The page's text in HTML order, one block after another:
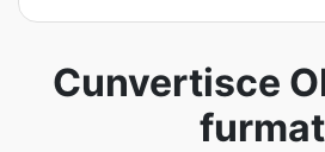
Cunvertisce